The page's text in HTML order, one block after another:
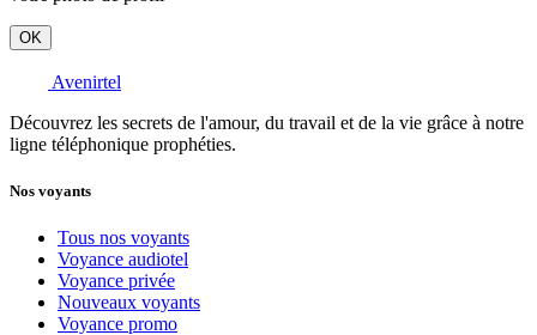
OK
Avenirtel
Découvrez les secrets de l'amour, du travail et de la vie grâce à notre
ligne téléphonique prophéties.
Nos voyants
Tous nos voyants
Voyance audiotel
Voyance privée
Nouveaux voyants
Voyance promo